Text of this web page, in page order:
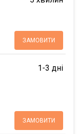
ЗАМОВИТИ
1-3 дні
ЗАМОВИТИ